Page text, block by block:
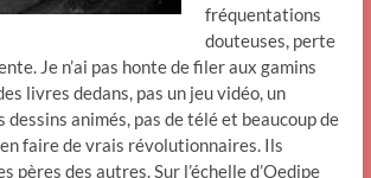
fréquentations
douteuses, perte
Je n’ai pas honte de filer aux gamins
livres dedans, pas un jeu vidéo, un
animés, pas de télé et beaucoup de
faire de vrais révolutionnaires. Ils
pères des autres. Sur l’échelle d’Oedipe